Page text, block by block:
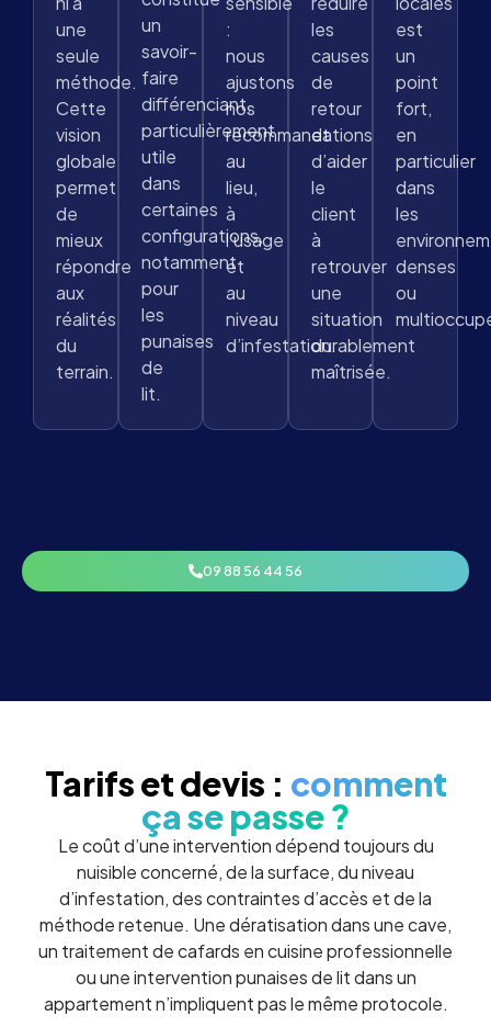
une
seule
méthode.
Cette
vision
globale
permet
de
mieux
répondre
aux
réalités
du
terrain.
un
savoir-
faire
différenciant,
particulièrement
utile
dans
certaines
configurations,
notamment
pour
les
punaises
de
lit.
:
nous
ajustons
nos
recommandations
au
lieu,
à
l’usage
et
au
niveau
d’infestation.
les
causes
de
retour
et
d’aider
le
client
à
retrouver
une
situation
durablement
maîtrisée.
est
un
point
fort,
en
particulier
dans
les
denses
ou
09 88 56 44 56
Tarifs et devis : comment
ça se passe ?
Le coût d’une intervention dépend toujours du
nuisible concerné, de la surface, du niveau
d’infestation, des contraintes d’accès et de la
méthode retenue. Une dératisation dans une cave,
un traitement de cafards en cuisine professionnelle
ou une intervention punaises de lit dans un
appartement n’impliquent pas le même protocole.